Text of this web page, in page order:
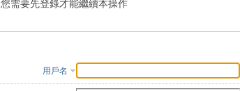
您需要先登錄才能繼續本操作
用戶名